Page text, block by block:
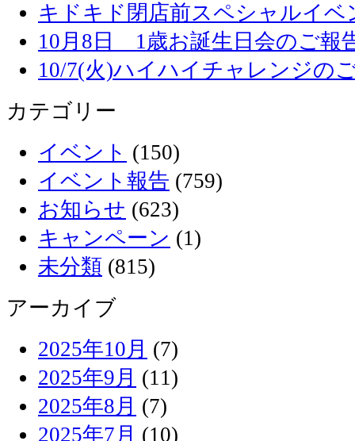
キドキド閉店前スペシャルイベ
10月8日 1歳お誕生日会のご報
10/7(火)ハイハイチャレンジの
カテゴリー
イベント (150)
イベント報告 (759)
お知らせ (623)
キャンペーン (1)
未分類 (815)
アーカイブ
2025年10月 (7)
2025年9月 (11)
2025年8月 (7)
2025年7月 (10)